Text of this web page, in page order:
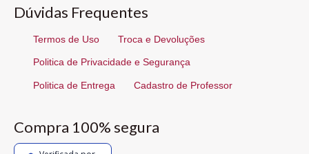
Dúvidas Frequentes
Termos de Uso Troca e Devoluções
Politica de Privacidade e Segurança
Politica de Entrega Cadastro de Professor
Compra 100% segura